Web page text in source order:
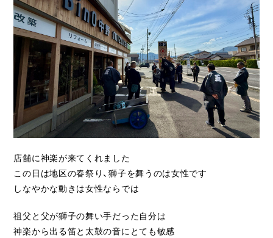
ライフスタイル
クオリティ
お知らせ
ブログ
会社概要
スタッフ紹介
採用情報
店舗に神楽が来てくれました
この日は地区の春祭り、獅子を舞うのは女性です
しなやかな動きは女性ならでは
祖父と父が獅子の舞い手だった自分は
神楽から出る笛と太鼓の音にとても敏感